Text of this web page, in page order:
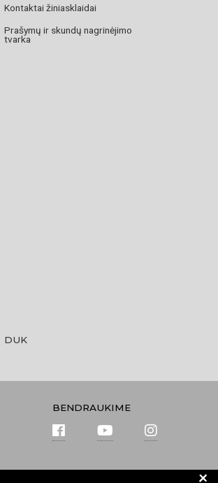
Kontaktai žiniasklaidai
Prašymų ir skundų nagrinėjimo
tvarka
DUK
BENDRAUKIME